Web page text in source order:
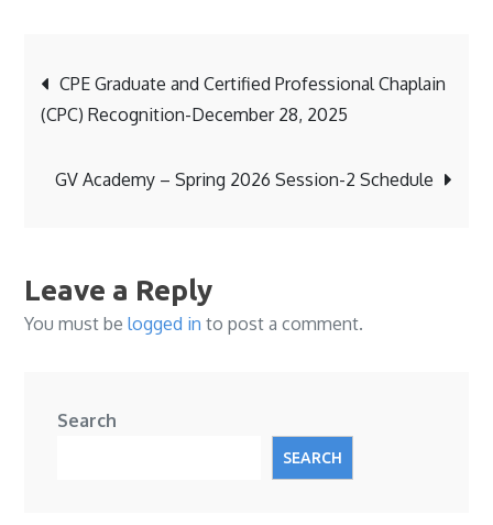
Post
navigation
CPE Graduate and Certified Professional Chaplain
(CPC) Recognition-December 28, 2025
GV Academy – Spring 2026 Session-2 Schedule
Leave a Reply
You must belogged in to post a comment.
Search
SEARCH